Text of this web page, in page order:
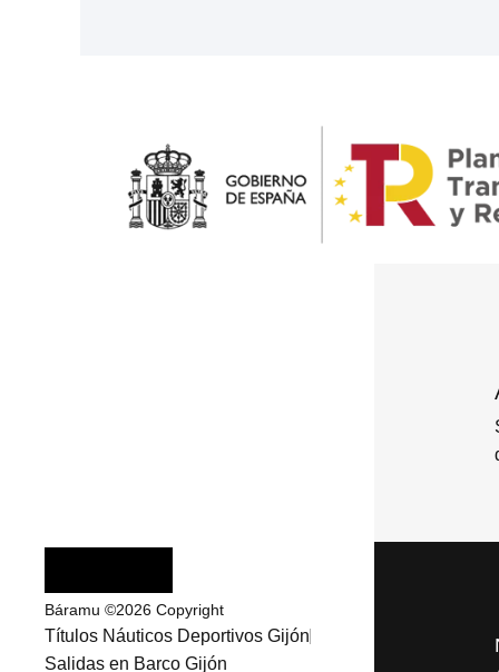
Báramu ©2026 Copyright
Títulos Náuticos Deportivos Gijón
Salidas en Barco Gijón